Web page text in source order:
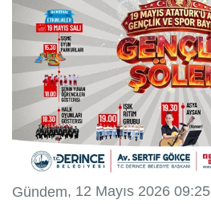
Gündem, 12 Mayıs 2026 09:25